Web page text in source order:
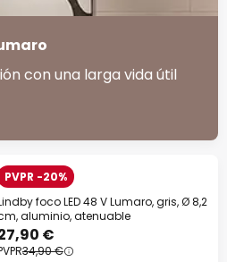
con una larga vida útil
PVPR -20%
foco LED 48 V Lumaro, gris, Ø 8,2
aluminio, atenuable
€
34,90 €